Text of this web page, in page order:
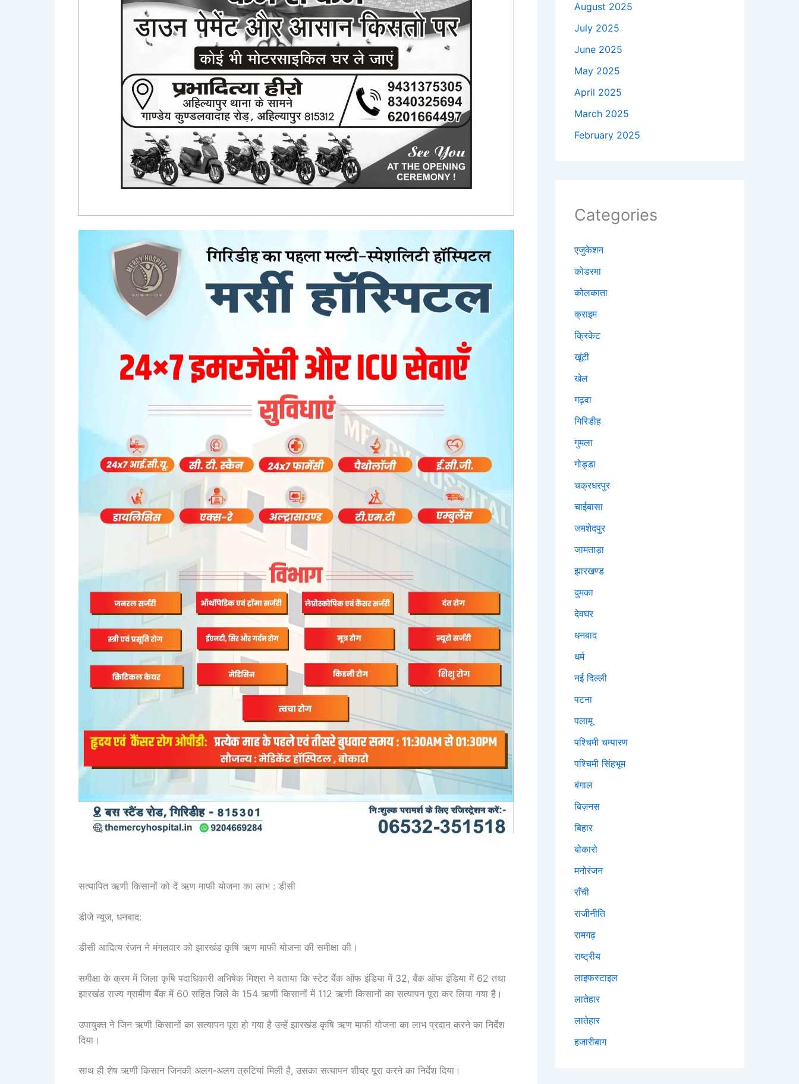
सत्यापित ऋणी किसानों को दें ऋण माफी योजना का लाभ : डीसी
डीजे न्यूज, धनबाद:
डीसी आदित्य रंजन ने मंगलवार को झारखंड कृषि ऋण माफी योजना की समीक्षा की।
समीक्षा के क्रम में जिला कृषि पदाधिकारी अभिषेक मिश्रा ने बताया कि स्टेट बैंक ऑफ इंडिया में 32, बैंक ऑफ इंडिया में 62 तथा
झारखंड राज्य ग्रामीण बैंक में 60 सहित जिले के 154 ऋणी किसानों में 112 ऋणी किसानों का सत्यापन पूरा कर लिया गया है।
उपायुक्त ने जिन ऋणी किसानों का सत्यापन पूरा हो गया है उन्हें झारखंड कृषि ऋण माफी योजना का लाभ प्रदान करने का निर्देश
दिया।
साथ ही शेष ऋणी किसान जिनकी अलग-अलग त्रुटियां मिली है, उसका सत्यापन शीघ्र पूरा करने का निर्देश दिया।
August 2025
July 2025
June 2025
May 2025
April 2025
March 2025
February 2025
Categories
एजुकेशन
कोडरमा
कोलकाता
क्राइम
क्रिकेट
खूंटी
खेल
गढ़वा
गिरिडीह
गुमला
गोड्डा
चक्रधरपुर
चाईबासा
जमशेदपुर
जामताड़ा
झारखण्ड
दुमका
देवघर
धनबाद
धर्म
नई दिल्ली
पटना
पलामू
पश्चिमी चम्पारण
पश्चिमी सिंहभूम
बंगाल
बिज़नस
बिहार
बोकारो
मनोरंजन
राँची
राजीनीति
रामगढ़
राष्ट्रीय
लाइफस्टाइल
लातेहार
लातेहार
हजारीबाग